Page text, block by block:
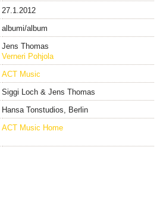
27.1.2012
albumi/album
Jens Thomas
Verneri Pohjola
ACT Music
Siggi Loch & Jens Thomas
Hansa Tonstudios, Berlin
ACT Music Home